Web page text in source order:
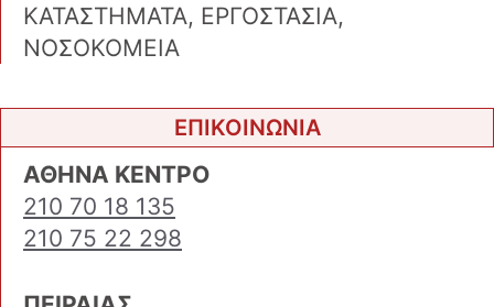
ΚΑΤΑΣΤΗΜΑΤΑ, ΕΡΓΟΣΤΑΣΙΑ,
ΝΟΣΟΚΟΜΕΙΑ
ΕΠΙΚΟΙΝΩΝΙΑ
ΑΘΗΝΑ ΚΕΝΤΡΟ
210 70 18 135
210 75 22 298